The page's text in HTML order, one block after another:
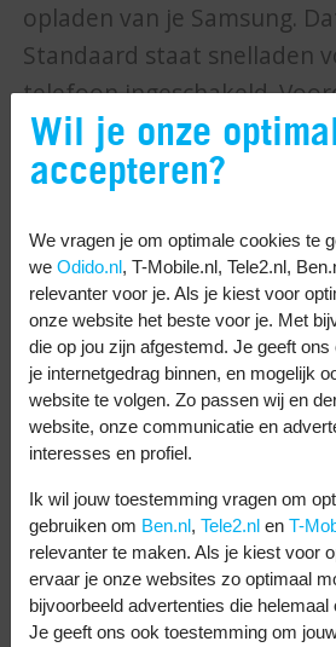
opladen van je Samsung.
Standaard staat snelladen
telefoon ingeschakeld.
laadt sneller op. Nadeel: je
sneller slijten. Wil je het uit-
Veeg in het startscherm
omlaag. Daarmee
scherm.
Open Instellingen.
Kies
Tik opBatterij
Kies nu
Geavanceerde
Scrol naar beneden
draadloos opladen
of uit.
Wil je onze
accepteren?
We vragen je om optimale cookies te
we Odido.nl, T-Mobile.nl, Tele2.nl,
relevanter voor je. Als je kiest voor
onze website het beste voor je. Met
die op jou zijn afgestemd. Je geeft
je internetgedrag binnen, en mogelijk
website te volgen. Zo passen wij en
website, onze communicatie en
interesses en profiel.
Ik wil jouw toestemming vragen om
gebruiken om Ben.nl, Tele2.nl en T-
relevanter te maken. Als je kiest voor
ervaar je onze websites zo optimaal
bijvoorbeeld advertenties die
Je geeft ons ook toestemming om